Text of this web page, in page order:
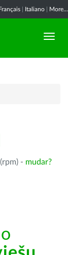
Italiano More...
- mudar?